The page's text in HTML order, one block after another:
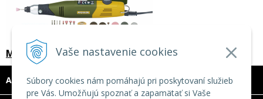
Vaše nastavenie cookies
Súbory cookies nám pomáhajú pri poskytovaní služieb
pre Vás. Umožňujú spoznať a zapamätať si Vaše
Multibrúska a vŕtačka 50/E Proxxon
ADRESA